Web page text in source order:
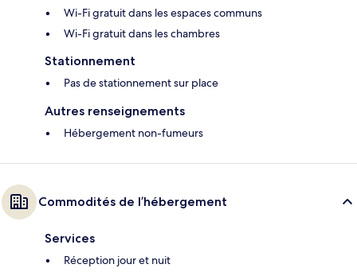
Wi-Fi gratuit dans les espaces communs
Wi-Fi gratuit dans les chambres
Stationnement
Pas de stationnement sur place
Autres renseignements
Hébergement non-fumeurs
Commodités de l’hébergement
Services
Réception jour et nuit